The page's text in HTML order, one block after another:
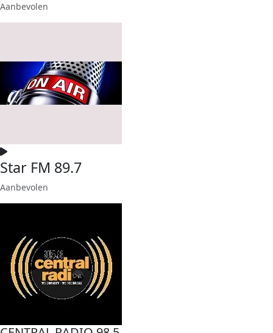
Aanbevolen
Star FM 89.7
Aanbevolen